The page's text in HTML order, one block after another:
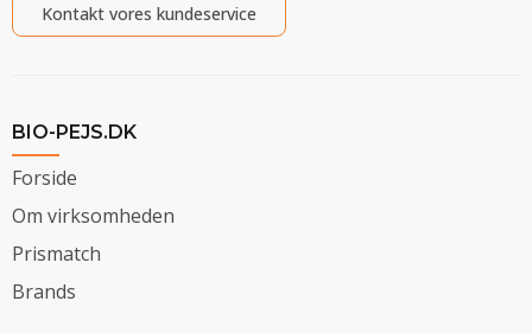
Kontakt vores kundeservice
BIO-PEJS.DK
Forside
Om virksomheden
Prismatch
Brands